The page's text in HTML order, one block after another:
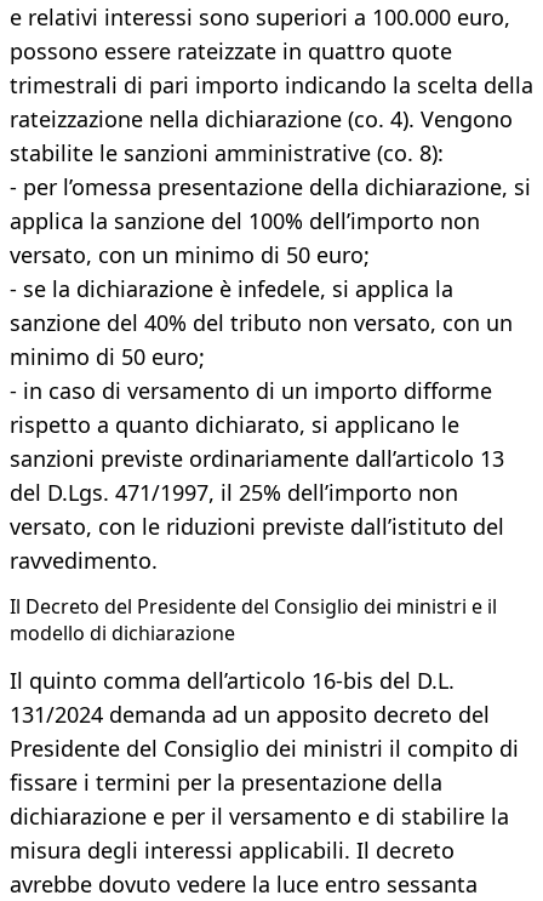
e relativi interessi sono superiori a 100.000 euro,
possono essere rateizzate in quattro quote
trimestrali di pari importo indicando la scelta della
rateizzazione nella dichiarazione (co. 4). Vengono
stabilite le sanzioni amministrative (co. 8):
- per l’omessa presentazione della dichiarazione, si
applica la sanzione del 100% dell’importo non
versato, con un minimo di 50 euro;
- se la dichiarazione è infedele, si applica la
sanzione del 40% del tributo non versato, con un
minimo di 50 euro;
- in caso di versamento di un importo difforme
rispetto a quanto dichiarato, si applicano le
sanzioni previste ordinariamente dall’articolo 13
del D.Lgs. 471/1997, il 25% dell’importo non
versato, con le riduzioni previste dall’istituto del
ravvedimento.
Il Decreto del Presidente del Consiglio dei ministri e il
modello di dichiarazione
Il quinto comma dell’articolo 16-bis del D.L.
131/2024 demanda ad un apposito decreto del
Presidente del Consiglio dei ministri il compito di
fissare i termini per la presentazione della
dichiarazione e per il versamento e di stabilire la
misura degli interessi applicabili. Il decreto
avrebbe dovuto vedere la luce entro sessanta